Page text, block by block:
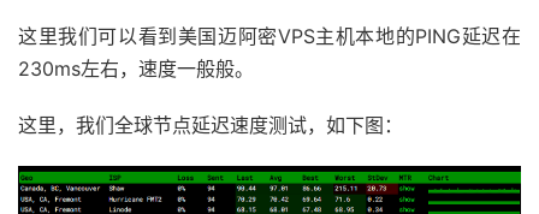
这里我们可以看到美国迈阿密VPS主机本地的PING延迟在
230ms左右，速度一般般。
这里，我们全球节点延迟速度测试，如下图：